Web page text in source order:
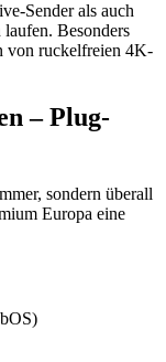
Sender als auch
Besonders
von ruckelfreien 4K-
– Plug-
sondern überall
Europa eine